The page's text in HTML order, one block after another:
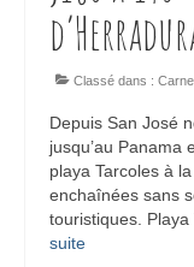
Classé dans :
Depuis San José
jusqu’au Panama
playa Tarcoles à
enchaînées sans
touristiques. Playa
suite­­